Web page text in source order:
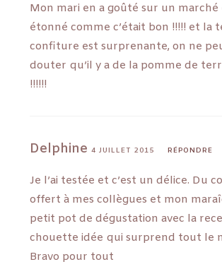
Mon mari en a goûté sur un marché
étonné comme c’était bon !!!!! et la
confiture est surprenante, on ne
douter qu’il y a de la pomme de
!!!!!!
Delphine4 JUILLET 2015 RÉPONDRE
Je l’ai testée et c’est un délice. Du
offert à mes collègues et mon
petit pot de dégustation avec la
chouette idée qui surprend tout le
Bravo pour tout